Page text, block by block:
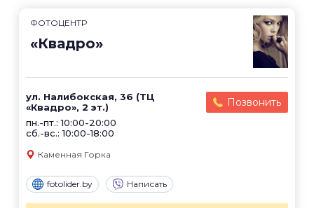
ФОТОЦЕНТР
«Квадро»
ул. Налибокская, 36 (ТЦ
«Квадро», 2 эт.)
пн.-пт.: 10:00-20:00
сб.-вс.: 10:00-18:00
Позвонить
Каменная Горка
fotolider.by Написать